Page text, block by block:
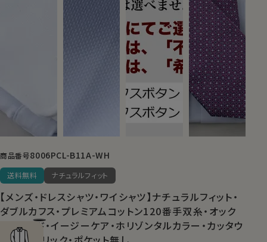
商品番号8006PCL-B11A-WH
送料無料 ナチュラルフィット
【メンズ・ドレスシャツ・ワイシャツ】ナチュラルフィット・
ダブルカフス・プレミアムコットン120番手双糸・オック
スフォード・イージーケア・ホリゾンタルカラー・カッタウ